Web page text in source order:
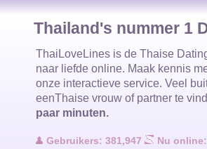
Sitegids
Contacteer
Thailand's nummer 1
ThaiLoveLines is de Thaise
naar liefde online. Maak kennis
onze interactieve service. Veel
eenThaise vrouw of partner te
paar minuten.
Gebruikers: 381,947 Nu